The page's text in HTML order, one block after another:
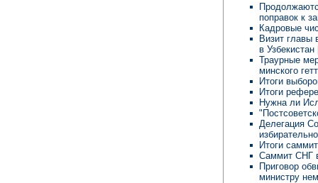
поправок к
Кадровые
Визит главы
в Узбекистан
Траурные
минского
Итоги
Итоги
Нужна ли
Делегация
Итоги
Саммит СНГ
Приговор
министру